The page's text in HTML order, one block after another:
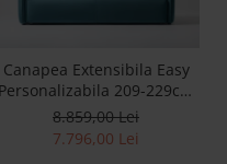
Canapea Extensibila Easy
Personalizabila 209-229cm
Stil Contemporan Tapiterie
Stofa
8.859,00 Lei
7.796,00 Lei